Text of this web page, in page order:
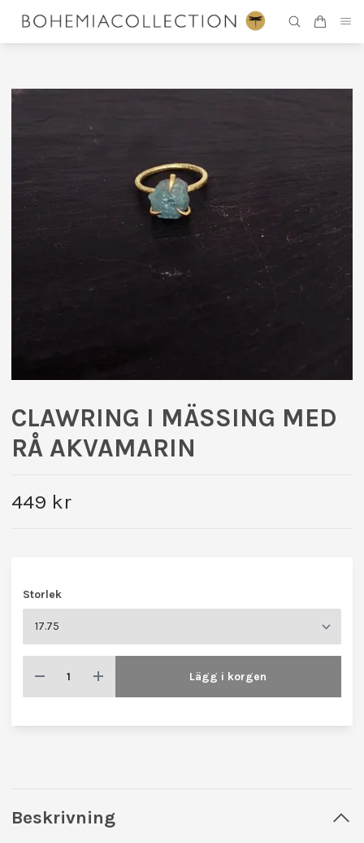
CLAWRING I MÄSSING MED
RÅ AKVAMARIN
449 kr
Storlek
Lägg i korgen
Beskrivning